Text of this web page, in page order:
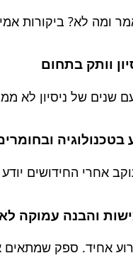
ומה לא? ביקורות
שנים של ניסיון לא
אחרי החידושים
אחיד. ספק